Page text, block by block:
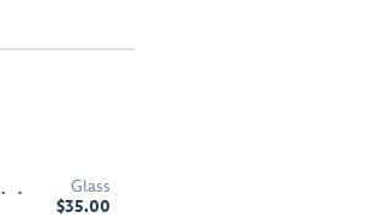
Glass
$35.00